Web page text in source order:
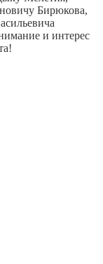
Бирюкова,
и интерес